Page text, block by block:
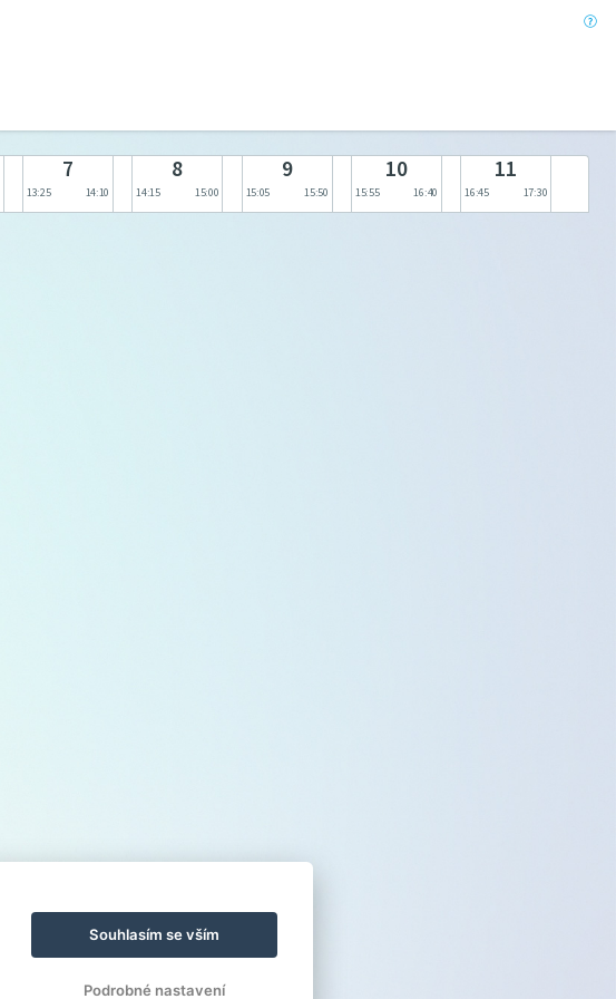
7
13:25 14:10
8
14:15 15:00
9
15:05 15:50
10
15:55 16:40
11
16:45 17:30
Souhlasím se vším
Podrobné nastavení